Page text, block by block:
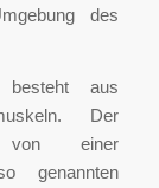
des
besteht aus
Der
von einer
genannten